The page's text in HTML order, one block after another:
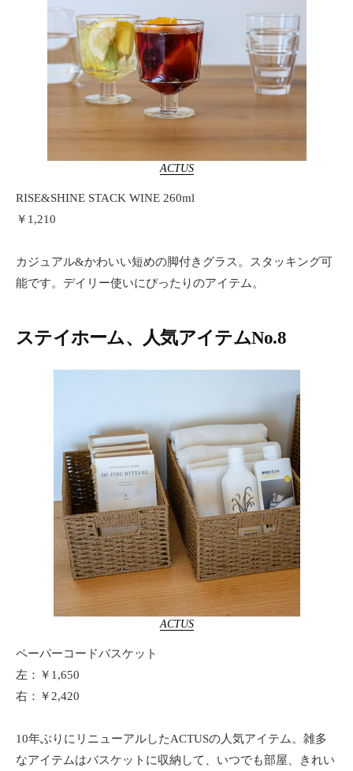
ACTUS
RISE&SHINE STACK WINE 260ml
￥1,210
カジュアル&かわいい短めの脚付きグラス。スタッキング可
能です。デイリー使いにぴったりのアイテム。
ステイホーム、人気アイテムNo.8
ACTUS
ペーパーコードバスケット
左：￥1,650
右：￥2,420
10年ぶりにリニューアルしたACTUSの人気アイテム。雑多
なアイテムはバスケットに収納して、いつでも部屋、きれい